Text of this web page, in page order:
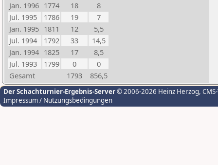
Jan. 1996 1774 18
8
Jul. 1995
1786 19
7
Jan. 1995 1811 12
5,5
Jul. 1994
1792 33
14,5
Jan. 1994 1825 17
8,5
Jul. 1993
1799 0
0
Gesamt
1793 856,5
Der Schachturnier-Ergebnis-Server© 2006-2026 Heinz Herzog,
Impressum / Nutzungsbedingungen